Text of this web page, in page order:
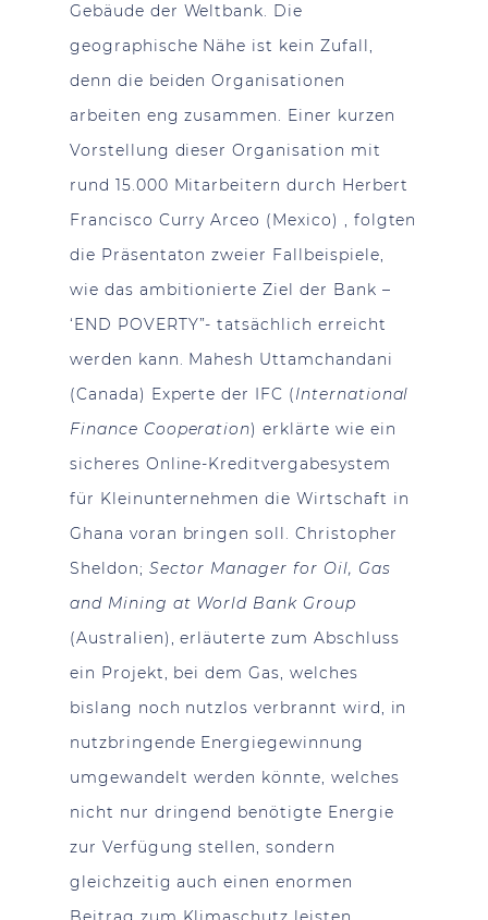
Gebäude der Weltbank. Die
geographische Nähe ist kein Zufall,
denn die beiden Organisationen
arbeiten eng zusammen. Einer kurzen
Vorstellung dieser Organisation mit
rund 15.000 Mitarbeitern durch Herbert
Francisco Curry Arceo (Mexico) , folgten
die Präsentaton zweier Fallbeispiele,
wie das ambitionierte Ziel der Bank –
‘END POVERTY”- tatsächlich erreicht
werden kann. Mahesh Uttamchandani
(Canada) Experte der IFC (International
Finance Cooperation) erklärte wie ein
sicheres Online-Kreditvergabesystem
für Kleinunternehmen die Wirtschaft in
Ghana voran bringen soll. Christopher
Sheldon; Sector Manager for Oil, Gas
and Mining at World Bank Group
(Australien), erläuterte zum Abschluss
ein Projekt, bei dem Gas, welches
bislang noch nutzlos verbrannt wird, in
nutzbringende Energiegewinnung
umgewandelt werden könnte, welches
nicht nur dringend benötigte Energie
zur Verfügung stellen, sondern
gleichzeitig auch einen enormen